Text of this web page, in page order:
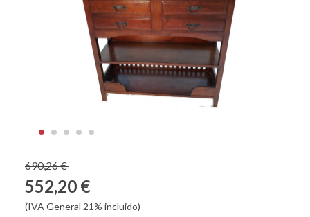
690,26 €
552,20 €
(IVA General 21% incluido)